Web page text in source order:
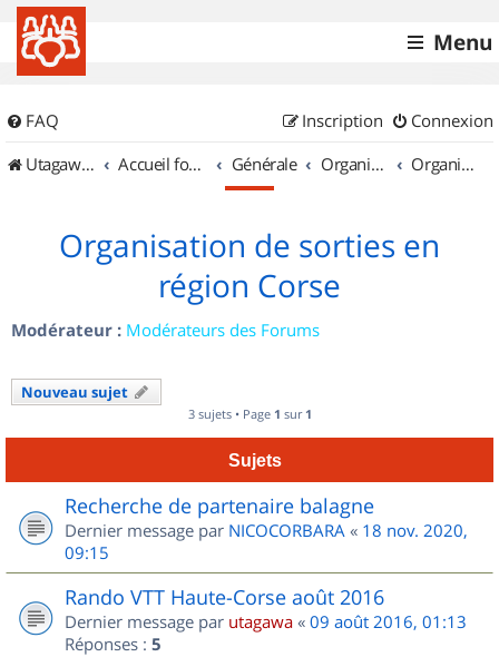
Menu
FAQ Connexion
Inscription
UtagawaVTT (Randos VTT et VTTAE avec traces GPS)
Accueil forum Générale Organisation de sorties & Recherche de partenaires Organisation de sorties en région Corse
Organisation de sorties en
région Corse
Modérateur : Modérateurs des Forums
Nouveau sujet
3 sujets • Page 1 sur 1
Sujets
Recherche de partenaire balagne
Dernier message par NICOCORBARA « 18 nov. 2020,
09:15
Rando VTT Haute-Corse août 2016
Dernier message par utagawa « 09 août 2016, 01:13
Réponses : 5